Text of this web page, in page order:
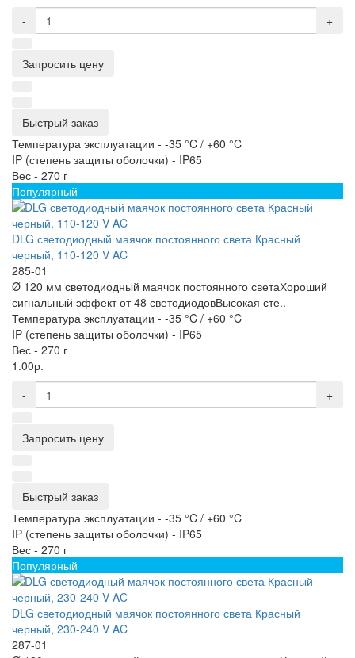
-
+
Запросить цену
Быстрый заказ
Температура эксплуатации - -35 °C / +60 °C
IP (степень защиты оболочки) - IP65
Вес - 270 г
Популярный
DLG светодиодный маячок постоянного света Красный
черный, 110-120 V AC
285-01
Ø 120 мм светодиодный маячок постоянного светаХороший
сигнальный эффект от 48 светодиодовВысокая сте..
Температура эксплуатации - -35 °C / +60 °C
IP (степень защиты оболочки) - IP65
Вес - 270 г
1.00р.
-
+
Запросить цену
Быстрый заказ
Температура эксплуатации - -35 °C / +60 °C
IP (степень защиты оболочки) - IP65
Вес - 270 г
Популярный
DLG светодиодный маячок постоянного света Красный
черный, 230-240 V AC
287-01